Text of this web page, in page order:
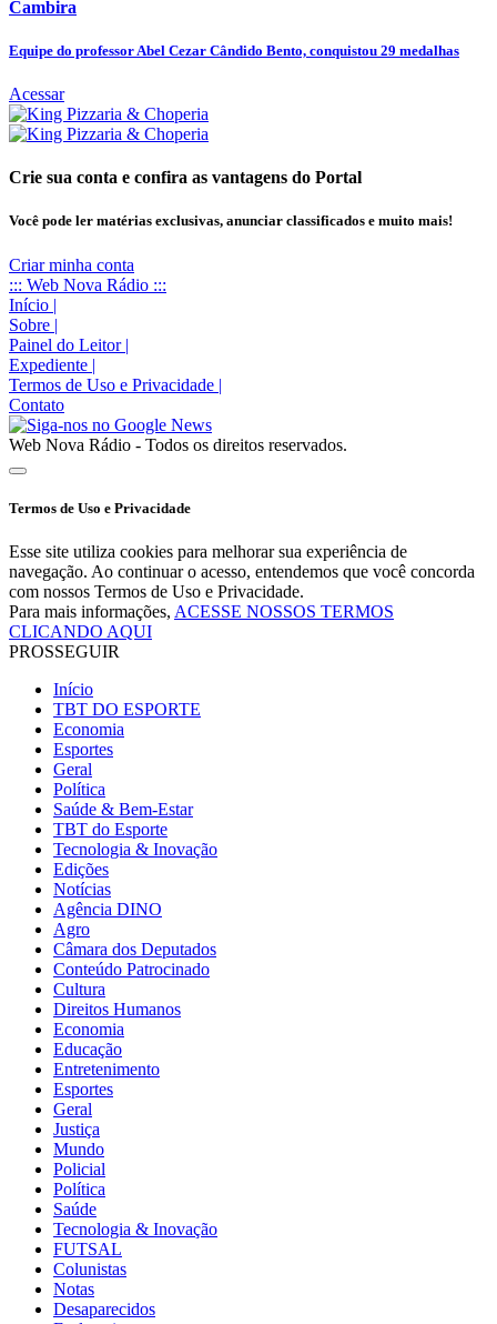
Cambira
Equipe do professor Abel Cezar Cândido Bento, conquistou 29 medalhas
Acessar
Crie sua conta e confira as vantagens do Portal
Você pode ler matérias exclusivas, anunciar classificados e muito mais!
Criar minha conta
::: Web Nova Rádio :::
Início |
Sobre |
Painel do Leitor |
Expediente |
Termos de Uso e Privacidade |
Contato
Web Nova Rádio - Todos os direitos reservados.
Termos de Uso e Privacidade
Esse site utiliza cookies para melhorar sua experiência de
navegação. Ao continuar o acesso, entendemos que você concorda
com nossos Termos de Uso e Privacidade.
Para mais informações, ACESSE NOSSOS TERMOS
CLICANDO AQUI
PROSSEGUIR
Início
TBT DO ESPORTE
Economia
Esportes
Geral
Política
Saúde & Bem-Estar
TBT do Esporte
Tecnologia & Inovação
Edições
Notícias
Agência DINO
Agro
Câmara dos Deputados
Conteúdo Patrocinado
Cultura
Direitos Humanos
Economia
Educação
Entretenimento
Esportes
Geral
Justiça
Mundo
Policial
Política
Saúde
Tecnologia & Inovação
FUTSAL
Colunistas
Notas
Desaparecidos